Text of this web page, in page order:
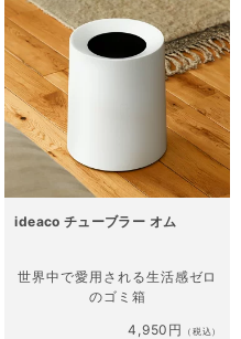
ideaco チューブラー オム
世界中で愛用される生活感ゼロ
のゴミ箱
4,950円
（税込）